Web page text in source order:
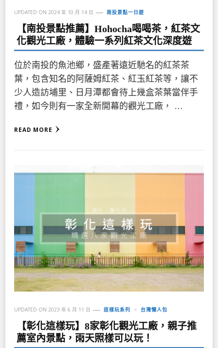
UPDATED ON 2024 年 10 月 14 日 南投景點一日遊
【南投景點推薦】Hohocha喝喝茶，紅茶文
化觀光工廠，體驗一系列紅茶文化深度遊
位於南投的魚池鄉，盛產著遠近馳名的紅茶茶
葉，包含知名的阿薩姆紅茶、紅玉紅茶等，讓不
少人造訪埔里、日月潭都會待上幾盒茶葉當伴手
禮，如今則有一家全新開幕的觀光工廠， …
READ MORE
UPDATED ON 2023 年 6 月 11 日 這樣玩系列 台灣懶人包
【彰化這樣玩】8家彰化觀光工廠，親子推
薦室內景點，雨天照樣可以玩！